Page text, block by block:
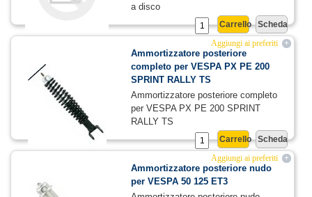
a disco
Scheda
Carrello
+
Aggiungi ai preferiti
Ammortizzatore posteriore
completo per VESPA PX PE 200
SPRINT RALLY TS
Ammortizzatore posteriore completo
per VESPA PX PE 200 SPRINT
RALLY TS
Scheda
Carrello
+
Aggiungi ai preferiti
Ammortizzatore posteriore nudo
per VESPA 50 125 ET3